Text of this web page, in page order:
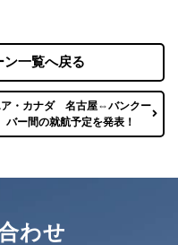
ン一覧へ戻る
・カナダ 名古屋⇔バンクー
バー間の就航予定を発表！
わせ